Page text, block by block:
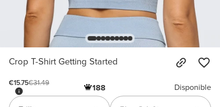
Crop T-Shirt Getting Started
€15.75€31.49
188 Disponible